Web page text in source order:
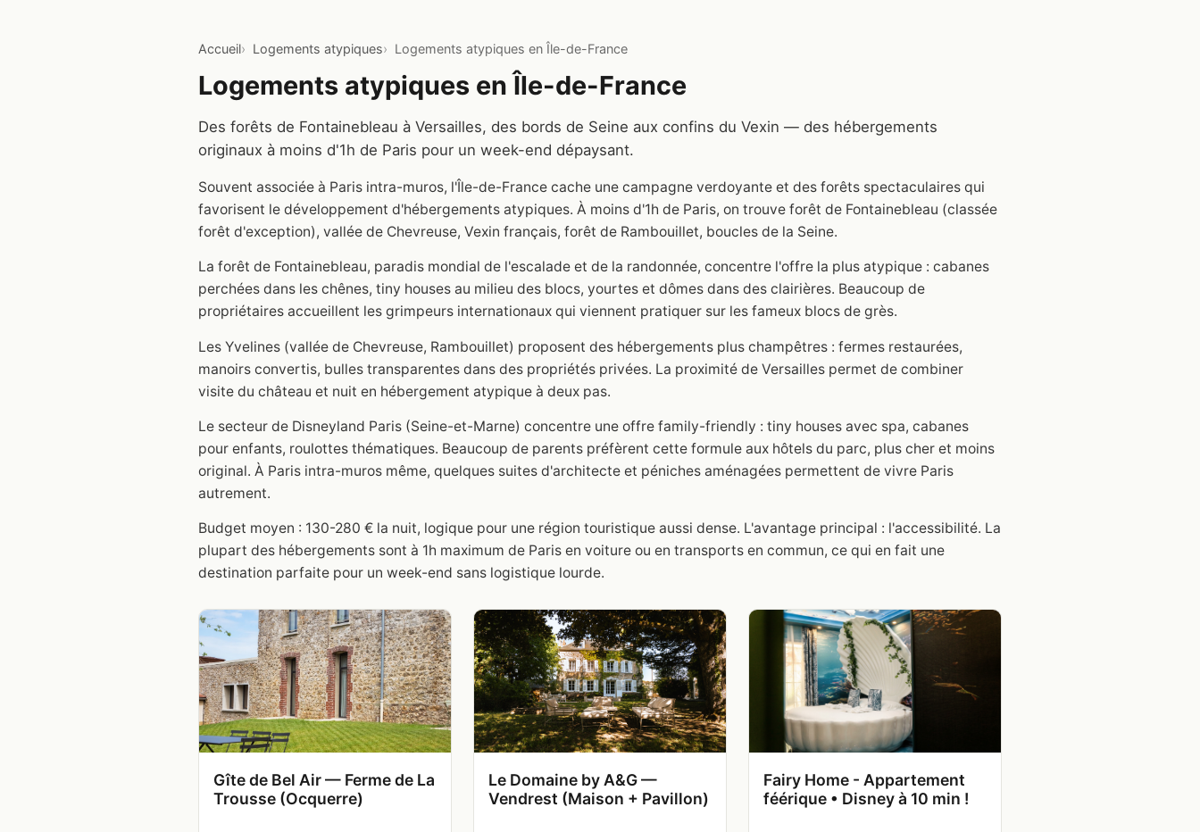
Accueil Logements atypiques Logements atypiques en Île-de-France
Logements atypiques en Île-de-France
Des forêts de Fontainebleau à Versailles, des bords de Seine aux confins du Vexin — des hébergements
originaux à moins d'1h de Paris pour un week-end dépaysant.
Souvent associée à Paris intra-muros, l'Île-de-France cache une campagne verdoyante et des forêts spectaculaires qui
favorisent le développement d'hébergements atypiques. À moins d'1h de Paris, on trouve forêt de Fontainebleau (classée
forêt d'exception), vallée de Chevreuse, Vexin français, forêt de Rambouillet, boucles de la Seine.
La forêt de Fontainebleau, paradis mondial de l'escalade et de la randonnée, concentre l'offre la plus atypique : cabanes
perchées dans les chênes, tiny houses au milieu des blocs, yourtes et dômes dans des clairières. Beaucoup de
propriétaires accueillent les grimpeurs internationaux qui viennent pratiquer sur les fameux blocs de grès.
Les Yvelines (vallée de Chevreuse, Rambouillet) proposent des hébergements plus champêtres : fermes restaurées,
manoirs convertis, bulles transparentes dans des propriétés privées. La proximité de Versailles permet de combiner
visite du château et nuit en hébergement atypique à deux pas.
Le secteur de Disneyland Paris (Seine-et-Marne) concentre une offre family-friendly : tiny houses avec spa, cabanes
pour enfants, roulottes thématiques. Beaucoup de parents préfèrent cette formule aux hôtels du parc, plus cher et moins
original. À Paris intra-muros même, quelques suites d'architecte et péniches aménagées permettent de vivre Paris
autrement.
Budget moyen : 130-280 € la nuit, logique pour une région touristique aussi dense. L'avantage principal : l'accessibilité. La
plupart des hébergements sont à 1h maximum de Paris en voiture ou en transports en commun, ce qui en fait une
destination parfaite pour un week-end sans logistique lourde.
Gîte de Bel Air — Ferme de La
Trousse (Ocquerre)
Le Domaine by A&G —
Vendrest (Maison + Pavillon)
Fairy Home - Appartement
féérique • Disney à 10 min !